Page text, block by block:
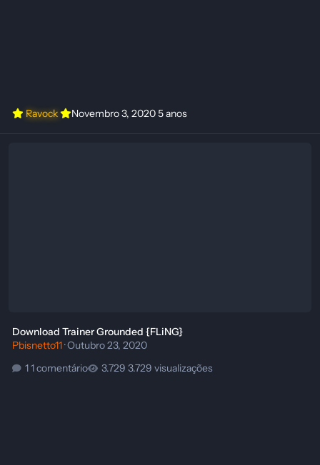
Ravock Novembro 3, 20205 anos
Download Trainer Grounded {FLiNG}
Pbisnetto11·Outubro 23, 2020
1 comentário
3.729 visualizações